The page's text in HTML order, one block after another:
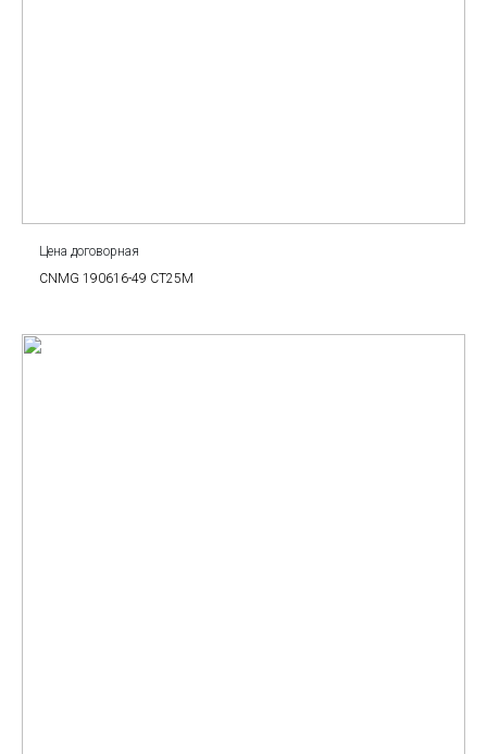
Цена договорная
CNMG 190616-49 CT25M